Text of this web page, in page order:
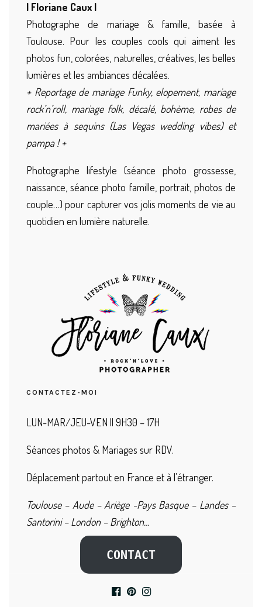
| Floriane Caux |
Photographe de mariage & famille, basée à
Toulouse. Pour les couples cools qui aiment les
photos fun, colorées, naturelles, créatives, les belles
lumières et les ambiances décalées.
+ Reportage de mariage Funky, elopement, mariage
rock’n’roll, mariage folk, décalé, bohème, robes de
mariées à sequins (Las Vegas wedding vibes) et
pampa ! +
Photographe lifestyle (séance photo grossesse,
naissance, séance photo famille, portrait, photos de
couple…) pour capturer vos jolis moments de vie au
quotidien en lumière naturelle.
CONTACTEZ-MOI
LUN-MAR/JEU-VEN || 9H30 – 17H
Séances photos & Mariages sur RDV.
Déplacement partout en France et à l’étranger.
Toulouse – Aude – Ariège -Pays Basque – Landes –
Santorini – London – Brighton…
CONTACT